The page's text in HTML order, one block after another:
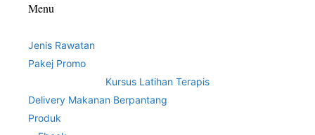
Menu
Jenis Rawatan
Pakej Promo
Kursus Latihan Terapis
Delivery Makanan Berpantang
Produk